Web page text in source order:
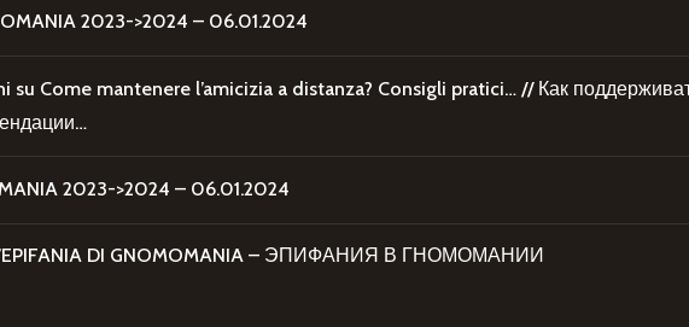
2023->2024 – 06.01.2024
su Come mantenere l’amicizia a distanza? Consigli pratici… // Как
2023->2024 – 06.01.2024
DI GNOMOMANIA – ЭПИФАНИЯ В ГНОМОМАНИИ